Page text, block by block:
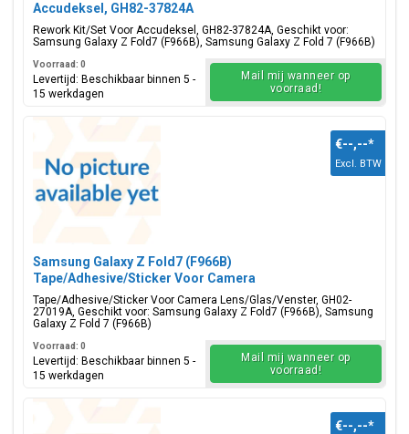
Accudeksel, GH82-37824A
Rework Kit/Set Voor Accudeksel, GH82-37824A, Geschikt voor:
Samsung Galaxy Z Fold7 (F966B), Samsung Galaxy Z Fold 7 (F966B)
Voorraad: 0
Levertijd: Beschikbaar binnen 5 -
15 werkdagen
Mail mij wanneer op
voorraad!
Samsung Galaxy Z Fold7 (F966B)
Tape/Adhesive/Sticker Voor Camera
Lens/Glas/Venster, GH02-27019A
Tape/Adhesive/Sticker Voor Camera Lens/Glas/Venster, GH02-
27019A, Geschikt voor: Samsung Galaxy Z Fold7 (F966B), Samsung
Galaxy Z Fold 7 (F966B)
€--,--*
Excl. BTW
Voorraad: 0
Levertijd: Beschikbaar binnen 5 -
15 werkdagen
Mail mij wanneer op
voorraad!
€--,--*